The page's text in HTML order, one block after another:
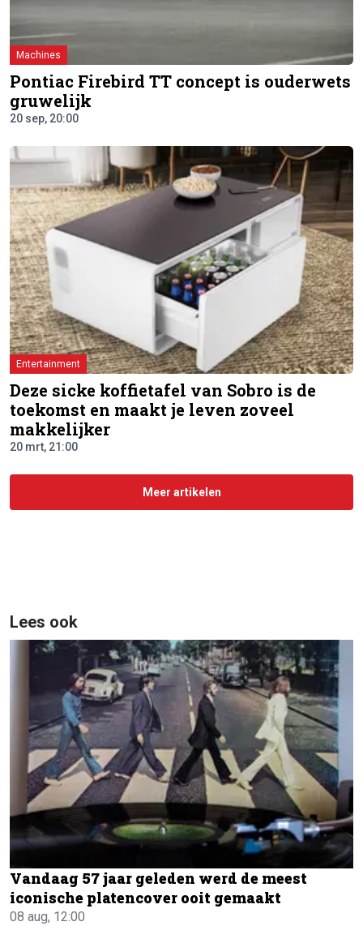
Machines
Pontiac Firebird TT concept is ouderwets
gruwelijk
20 sep, 20:00
Entertainment
Deze sicke koffietafel van Sobro is de
toekomst en maakt je leven zoveel
makkelijker
20 mrt, 21:00
Meer artikelen
Lees ook
Vandaag 57 jaar geleden werd de meest
iconische platencover ooit gemaakt
08 aug, 12:00